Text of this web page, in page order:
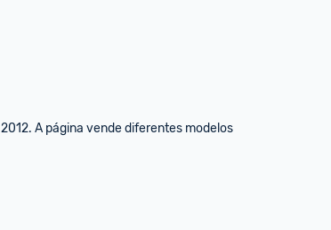
A página vende diferentes modelos